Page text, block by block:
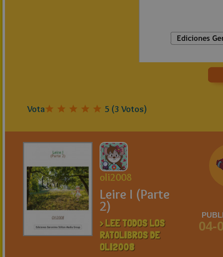
Vota 5 (3 Votos)
oli2008
Leire I (Parte
2)
> LEE TODOS LOS
RATOLIBROS DE
OLI2008
04-